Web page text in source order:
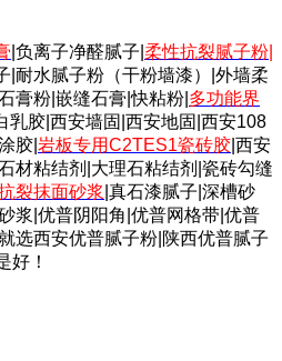
|负离子净醛腻子| 柔性抗裂腻子粉
|耐水腻子粉（干粉墙漆）|外墙柔
膏粉|嵌缝石膏|快粘粉| 多功能界
乳胶|西安墙固|西安地固|西安108
胶| 岩板专用C2TES1瓷砖胶 |西安
材粘结剂|大理石粘结剂|瓷砖勾缝
裂抹面砂浆 |真石漆腻子|深槽砂
浆|优普阴阳角|优普网格带|优普
选西安优普腻子粉|陕西优普腻子
好！